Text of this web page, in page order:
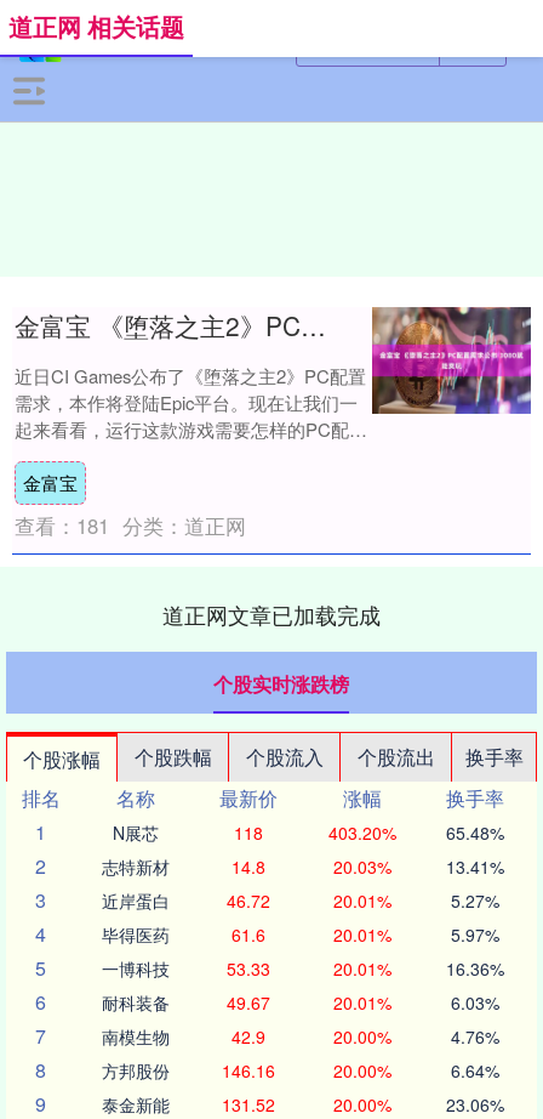
道正网 相关话题
金富宝 《堕落之主2》PC配置需求公布 3080就能爽玩
近日CI Games公布了《堕落之主2》PC配置
需求，本作将登陆Epic平台。现在让我们一
起来看看，运行这款游戏需要怎样的PC配
置？ 最低配置 操作系统: Wi....
金富宝
查看： 181 分类： 道正网
道正网文章已加载完成
个股实时涨跌榜
个股涨幅 个股跌幅 个股流入 个股流出
换手率
排名
名称 最新价 涨幅
换手率
1
N展芯 118 403.20% 65.48%
2 志特新材 14.8 20.03% 13.41%
3 近岸蛋白 46.72 20.01% 5.27%
4 毕得医药 61.6 20.01% 5.97%
5 一博科技 53.33 20.01% 16.36%
6 耐科装备 49.67 20.01% 6.03%
7 南模生物 42.9 20.00% 4.76%
8 方邦股份 146.16 20.00% 6.64%
9 泰金新能 131.52 20.00% 23.06%